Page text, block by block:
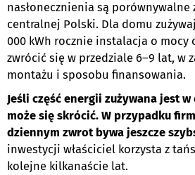
nasłonecznienia są
centralnej Polski. Dla domu
000 kWh rocznie instalacja o mocy
zwrócić się w przedziale 6–9 lat, w
montażu i sposobu finansowania.
Jeśli część energii zużywana jest
może się skrócić. W przypadku
dziennym zwrot bywa jeszcze
inwestycji właściciel korzysta z
kolejne kilkanaście lat.